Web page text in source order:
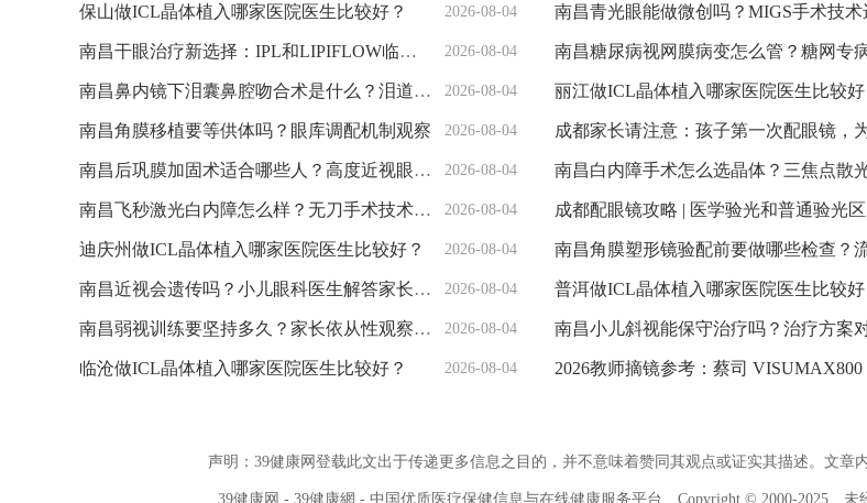
2026-08-04
保山做ICL晶体植入哪家医院医生比较好？ 南昌青光眼能做微创吗？MIGS手术技术
2026-08-04
南昌干眼治疗新选择：IPL和LIPIFLOW临床观察 南昌糖尿病视网膜病变怎么管？糖网专病门诊
2026-08-04
南昌鼻内镜下泪囊鼻腔吻合术是什么？泪道手术观察 丽江做ICL晶体植入哪家医院医生比较好
2026-08-04
南昌角膜移植要等供体吗？眼库调配机制观察 成都家长请注意：孩子第一次配眼镜，为什么建议先去
2026-08-04
南昌后巩膜加固术适合哪些人？高度近视眼底观察 南昌白内障手术怎么选晶体？三焦点散光晶体
2026-08-04
南昌飞秒激光白内障怎么样？无刀手术技术观察 成都配眼镜攻略 | 医学验光和普通验光区别有多大？一次
2026-08-04
迪庆州做ICL晶体植入哪家医院医生比较好？ 南昌角膜塑形镜验配前要做哪些检查？流程
2026-08-04
南昌近视会遗传吗？小儿眼科医生解答家长疑问 普洱做ICL晶体植入哪家医院医生比较好
2026-08-04
南昌弱视训练要坚持多久？家长依从性观察记录 南昌小儿斜视能保守治疗吗？治疗方案对比
2026-08-04
临沧做ICL晶体植入哪家医院医生比较好？ 2026教师摘镜参考：蔡司 VISUMAX800 机器人全飞、国产龙晶晶体优
声明：39健康网登载此文出于传递更多信息之目的，并不意味着赞同其观点或证实其描述。文章
39健康网 - 39健康網 - 中国优质医疗保健信息与在线健康服务平台 Copyright © 2000-2025 未